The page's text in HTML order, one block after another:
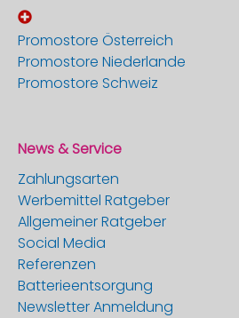
Promostore Österreich
Promostore Niederlande
Promostore Schweiz
News & Service
Zahlungsarten
Werbemittel Ratgeber
Allgemeiner Ratgeber
Social Media
Referenzen
Batterieentsorgung
Newsletter Anmeldung